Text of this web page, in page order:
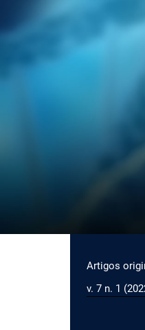
Menu
Artigos
v. 7 n. 1